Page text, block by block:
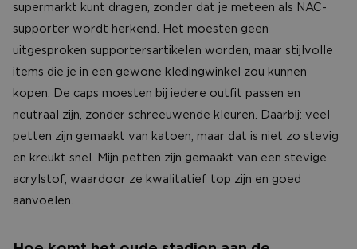
supermarkt kunt dragen, zonder dat je meteen als NAC-
supporter wordt herkend. Het moesten geen
uitgesproken supportersartikelen worden, maar stijlvolle
items die je in een gewone kledingwinkel zou kunnen
kopen. De caps moesten bij iedere outfit passen en
neutraal zijn, zonder schreeuwende kleuren. Daarbij: veel
petten zijn gemaakt van katoen, maar dat is niet zo stevig
en kreukt snel. Mijn petten zijn gemaakt van een stevige
acrylstof, waardoor ze kwalitatief top zijn en goed
aanvoelen.